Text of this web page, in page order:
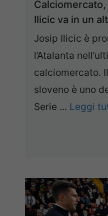
Ilicic va in un
Josip Ilicic è
l’Atalanta
calciomercato.
sloveno è uno
Serie ... Leggi